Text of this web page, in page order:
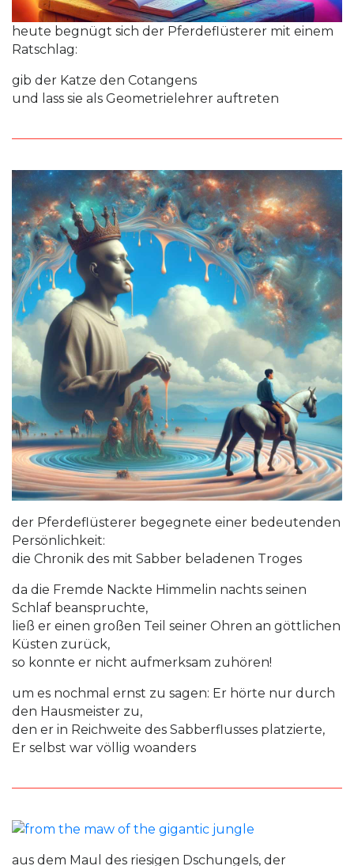
heute begnügt sich der Pferdeflüsterer mit einem
Ratschlag:
gib der Katze den Cotangens
und lass sie als Geometrielehrer auftreten
der Pferdeflüsterer begegnete einer bedeutenden
Persönlichkeit:
die Chronik des mit Sabber beladenen Troges
da die Fremde Nackte Himmelin nachts seinen
Schlaf beanspruchte,
ließ er einen großen Teil seiner Ohren an göttlichen
Küsten zurück,
so konnte er nicht aufmerksam zuhören!
um es nochmal ernst zu sagen: Er hörte nur durch
den Hausmeister zu,
den er in Reichweite des Sabberflusses platzierte,
Er selbst war völlig woanders
aus dem Maul des riesigen Dschungels, der